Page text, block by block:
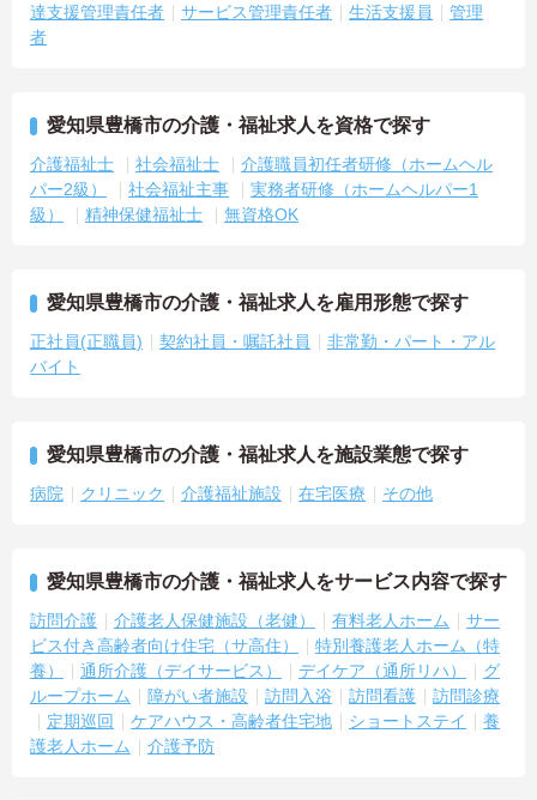
達支援管理責任者
サービス管理責任者 生活支援員
管理
者
愛知県豊橋市の介護・福祉求人を資格で探す
介護福祉士 社会福祉士
介護職員初任者研修（ホームヘル
パー2級）
社会福祉主事
実務者研修（ホームヘルパー1
級）
精神保健福祉士 無資格OK
愛知県豊橋市の介護・福祉求人を雇用形態で探す
正社員(正職員) 契約社員・嘱託社員
非常勤・パート・アル
バイト
愛知県豊橋市の介護・福祉求人を施設業態で探す
病院 クリニック 介護福祉施設 在宅医療 その他
愛知県豊橋市の介護・福祉求人をサービス内容で探す
訪問介護 介護老人保健施設（老健） 有料老人ホーム
サー
ビス付き高齢者向け住宅（サ高住）
特別養護老人ホーム（特
養）
通所介護（デイサービス） デイケア（通所リハ）
グ
ループホーム
障がい者施設 訪問入浴 訪問看護
訪問診療
定期巡回
ケアハウス・高齢者住宅地 ショートステイ
養
護老人ホーム
介護予防